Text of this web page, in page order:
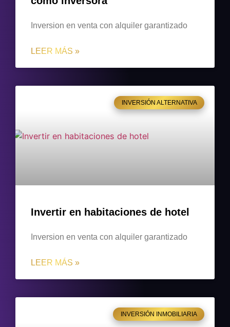
Inversion en venta con alquiler garantizado
LEER MÁS »
INVERSIÓN ALTERNATIVA
Invertir en habitaciones de hotel
Inversion en venta con alquiler garantizado
LEER MÁS »
INVERSIÓN INMOBILIARIA